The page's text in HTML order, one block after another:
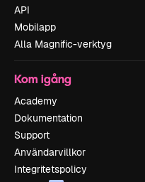
API
Mobilapp
Alla Magnific-verktyg
Kom igång
Academy
Dokumentation
Support
Användarvillkor
Integritetspolicy